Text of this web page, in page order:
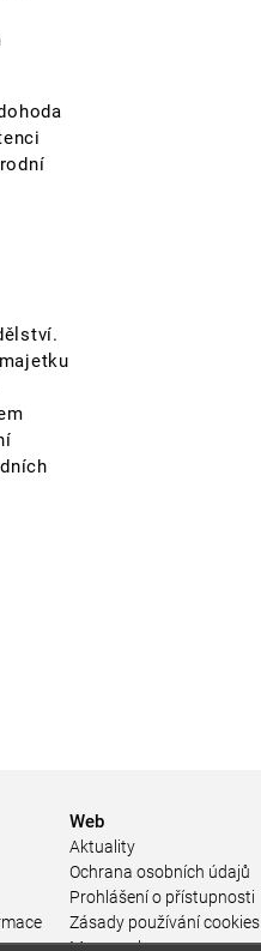
Web
Aktuality
Ochrana osobních údajů
Prohlášení o přístupnosti
Zásady používání cookies